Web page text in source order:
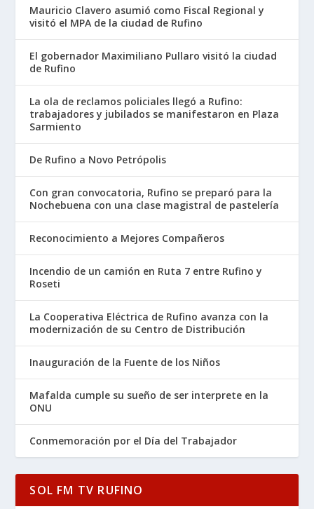
Mauricio Clavero asumió como Fiscal Regional y
visitó el MPA de la ciudad de Rufino
El gobernador Maximiliano Pullaro visitó la ciudad
de Rufino
La ola de reclamos policiales llegó a Rufino:
trabajadores y jubilados se manifestaron en Plaza
Sarmiento
De Rufino a Novo Petrópolis
Con gran convocatoria, Rufino se preparó para la
Nochebuena con una clase magistral de pastelería
Reconocimiento a Mejores Compañeros
Incendio de un camión en Ruta 7 entre Rufino y
Roseti
La Cooperativa Eléctrica de Rufino avanza con la
modernización de su Centro de Distribución
Inauguración de la Fuente de los Niños
Mafalda cumple su sueño de ser interprete en la
ONU
Conmemoración por el Día del Trabajador
SOL FM TV RUFINO